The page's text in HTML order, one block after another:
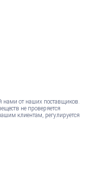
от наших поставщиков.
не проверяется
клиентам, регулируется